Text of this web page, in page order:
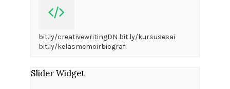
bit.ly/creativewritingDN bit.ly/kursusesai
bit.ly/kelasmemoirbiografi
Slider Widget